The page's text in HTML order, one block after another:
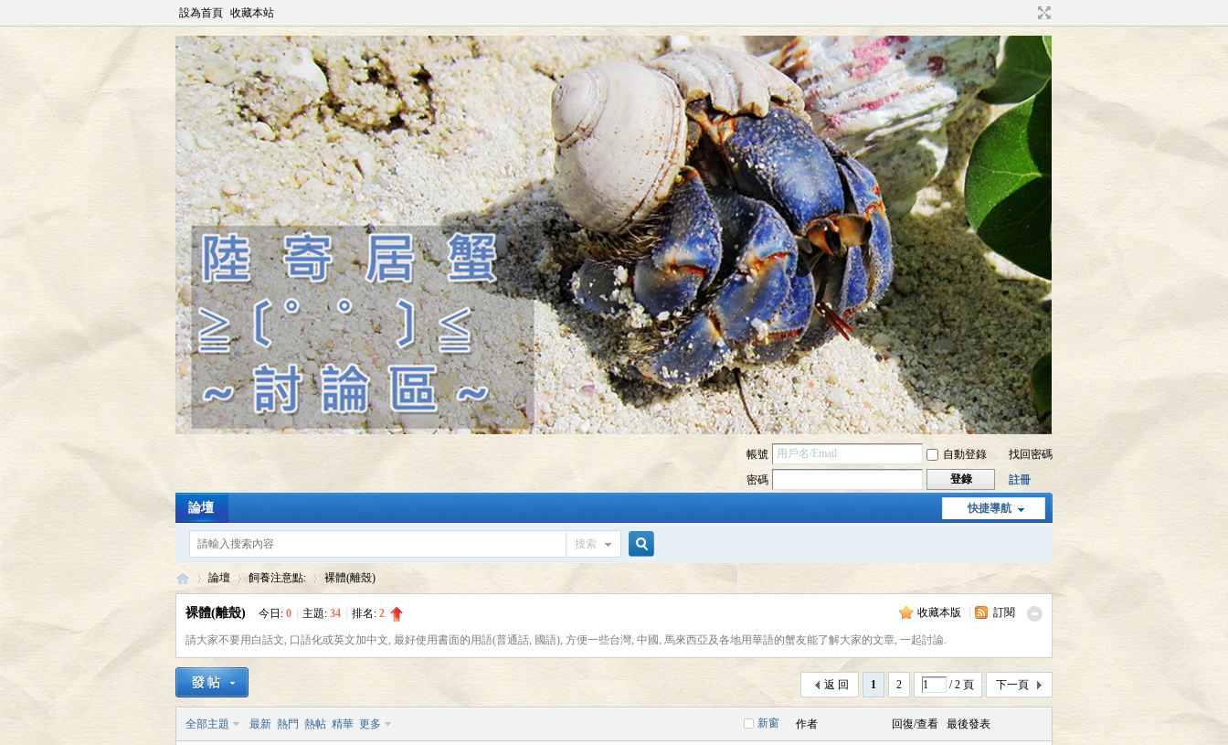
設為首頁 收藏本站
帳號 自動登錄
找回密碼
密碼
登錄 註冊
快捷導航
論壇
搜索
索
陸 »
論壇
›
飼養注意點:
›
裸體(離殼)
收藏本版 訂閱
裸體(離殼) 今日: 0 主題: 34 排名: 2
請大家不要用白話文, 口語化或英文加中文, 最好使用書面的用語(普通話, 國語), 方便一些台灣, 中國, 馬來西亞及各地用華語的蟹友能了解大家的文章, 一起討論.
1 2 / 2 頁 下一頁
返 回
新窗
全部主題 最新 熱門 熱帖 精華 更多 作者 回復/查看 最後發表